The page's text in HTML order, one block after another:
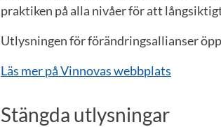
praktiken på alla nivåer för att
Utlysningen för förändringsallianser
Läs mer på Vinnovas webbplats
Stängda utlysningar